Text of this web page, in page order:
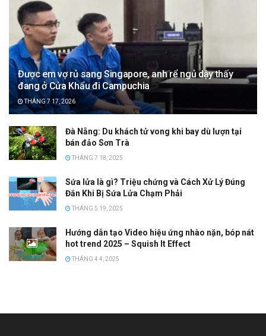
Được em vợ rủ sang Singapore, anh rể ngủ dậy thấy
đang ở Cửa Khẩu đi Campuchia
THÁNG 7 17, 2026
Đà Nẵng: Du khách tử vong khi bay dù lượn tại
bán đảo Sơn Trà
THÁNG 7 18, 2025
Sứa lửa là gì? Triệu chứng và Cách Xử Lý Đúng
Đắn Khi Bị Sứa Lửa Chạm Phải
THÁNG 5 19, 2025
Hướng dẫn tạo Video hiệu ứng nhào nặn, bóp nát
hot trend 2025 – Squish It Effect
THÁNG 4 4, 2025